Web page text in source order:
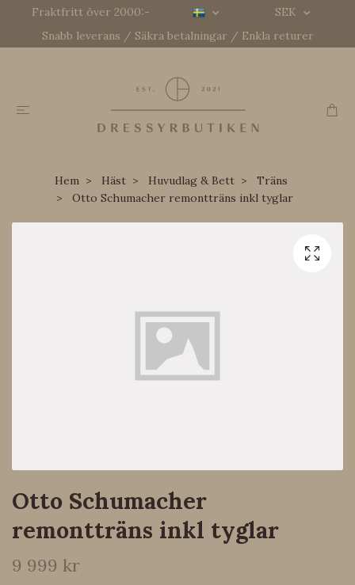
Fraktfritt över 2000:-
SEK
Snabb leverans / Säkra betalningar / Enkla returer
Hem Häst Huvudlag & Bett
Träns
Otto Schumacher remontträns inkl tyglar
Otto Schumacher
remontträns inkl tyglar
9 999 kr